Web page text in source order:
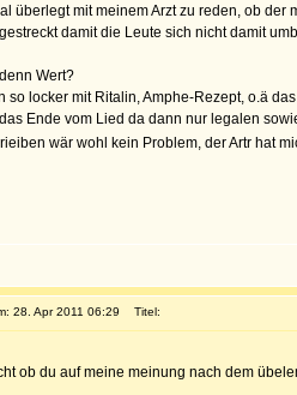
überlegt mit meinem Arzt zu reden, ob
damit die Leute sich nicht damit
Wert?
so locker mit Ritalin, Amphe-Rezept, o.ä
Ende vom Lied da dann nur legalen
wär wohl kein Problem, der Artr hat
28. Apr 2011 06:29 Titel:
ob du auf meine meinung nach dem